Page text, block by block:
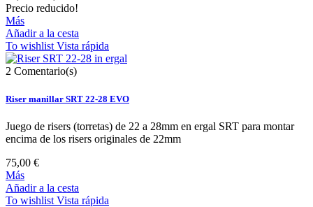
Precio reducido!
Más
Añadir a la cesta
To wishlist Vista rápida
2 Comentario(s)
Riser manillar SRT 22-28 EVO
Juego de risers (torretas) de 22 a 28mm en ergal SRT para montar
encima de los risers originales de 22mm
75,00 €
Más
Añadir a la cesta
To wishlist Vista rápida